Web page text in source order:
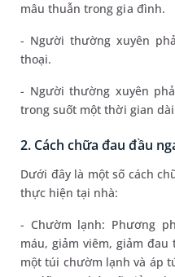
mâu thuẫn trong gia đình.
- Người thường xuyên
thoại.
- Người thường xuyên
trong suốt một thời gian
2. Cách chữa đau đầu
Dưới đây là một số cách
thực hiện tại nhà:
- Chườm lạnh: Phương
máu, giảm viêm, giảm
một túi chườm lạnh và áp